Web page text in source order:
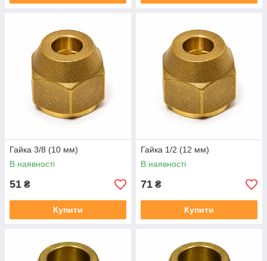
Гайка 3/8 (10 мм)
В наявності
51 ₴
Купити
Гайка 1/2 (12 мм)
В наявності
71 ₴
Купити